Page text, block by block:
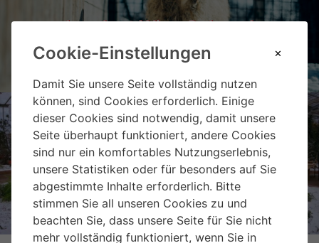
Cookie-Einstellungen
Damit Sie unsere Seite vollständig nutzen
können, sind Cookies erforderlich. Einige
dieser Cookies sind notwendig, damit unsere
Seite überhaupt funktioniert, andere Cookies
sind nur ein komfortables Nutzungserlebnis,
unsere Statistiken oder für besonders auf Sie
abgestimmte Inhalte erforderlich. Bitte
stimmen Sie all unseren Cookies zu und
beachten Sie, dass unsere Seite für Sie nicht
mehr vollständig funktioniert, wenn Sie in
Landgut Wien Cobenzl
Weihnachtsmarkt Hirschstetten